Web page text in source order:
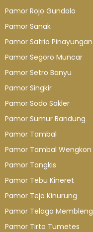
Pamor Rojo Gundolo
Pamor Sanak
Pamor Satrio Pinayungan
Pamor Segoro Muncar
Pamor Setro Banyu
Pamor Singkir
Pamor Sodo Sakler
Pamor Sumur Bandung
Pamor Tambal
Pamor Tambal Wengkon
Pamor Tangkis
Pamor Tebu Kineret
Pamor Tejo Kinurung
Pamor Telaga Membleng
Pamor Tirto Tumetes